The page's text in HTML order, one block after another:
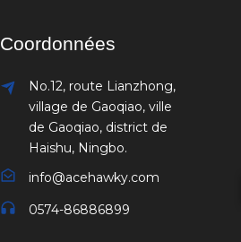
Coordonnées
No.12, route Lianzhong,
village de Gaoqiao, ville
de Gaoqiao, district de
Haishu, Ningbo.
info@acehawky.com
0574-86886899